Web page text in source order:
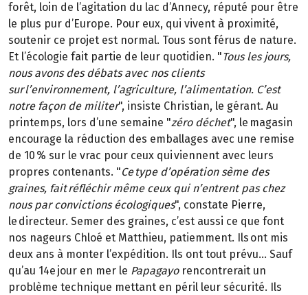
forêt, loin de l’agitation du lac d’Annecy, réputé pour être
le plus pur d’Europe. Pour eux, qui vivent à proximité,
soutenir ce projet est normal. Tous sont férus de nature.
Et l’écologie fait partie de leur quotidien. "Tous les jours,
nous avons des débats avec nos clients
sur l’environnement, l’agriculture, l’alimentation. C’est
notre façon de militer", insiste Christian, le gérant. Au
printemps, lors d’une semaine "zéro déchet", le magasin
encourage la réduction des emballages avec une remise
de 10 % sur le vrac pour ceux qui viennent avec leurs
propres contenants. "Ce type d’opération sème des
graines, fait réfléchir même ceux qui n’entrent pas chez
nous par convictions écologiques", constate Pierre,
le directeur. Semer des graines, c’est aussi ce que font
nos nageurs Chloé et Matthieu, patiemment. Ils ont mis
deux ans à monter l’expédition. Ils ont tout prévu… Sauf
qu’au 14e jour en mer le Papagayo rencontrerait un
problème technique mettant en péril leur sécurité. Ils